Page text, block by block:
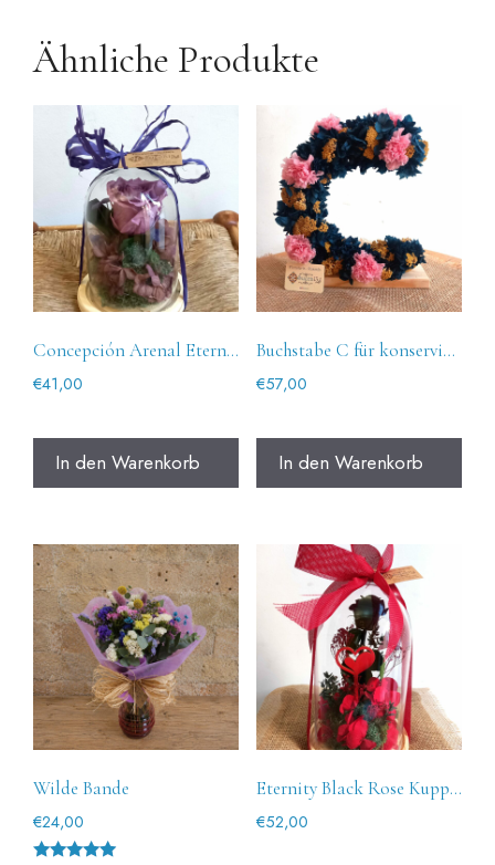
Ähnliche Produkte
Concepción Arenal Eternal Lila Rosa Mini Dome
€41,00
In den Warenkorb
Buchstabe C für konservierte Blumen
€57,00
In den Warenkorb
Wilde Bande
€24,00
Eternity Black Rose Kuppel
€52,00